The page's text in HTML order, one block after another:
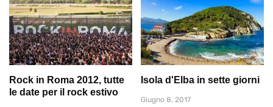
Rock in Roma 2012, tutte
le date per il rock estivo
Isola d'Elba in sette giorni
Giugno 8, 2017